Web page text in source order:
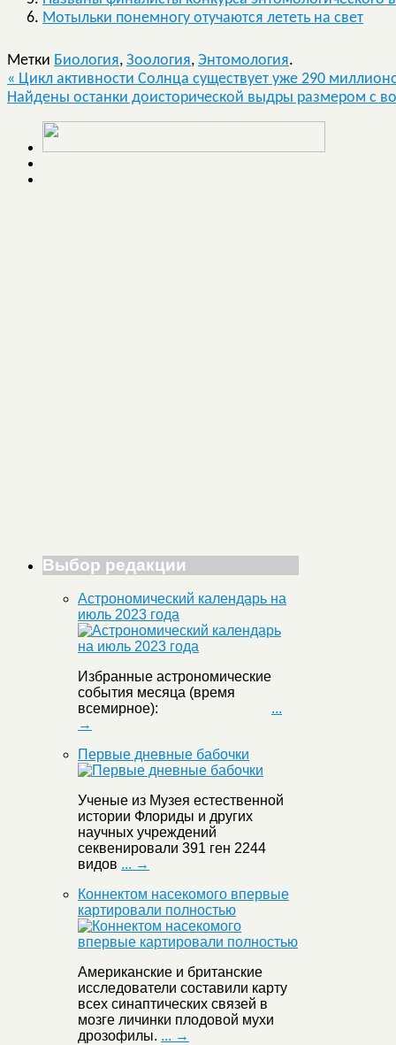
Мотыльки понемногу отучаются лететь на свет
Метки Биология, Зоология, Энтомология.
« Цикл активности Солнца существует уже 290
Найдены останки доисторической выдры размером с
Выбор редакции
Астрономический календарь на
июль 2023 года
Избранные астрономические
события месяца (время
всемирное): ...
→
Первые дневные бабочки
Ученые из Музея естественной
истории Флориды и других
научных учреждений
секвенировали 391 ген 2244
видов ... →
Коннектом насекомого впервые
картировали полностью
Американские и британские
исследователи составили карту
всех синаптических связей в
мозге личинки плодовой мухи
дрозофилы. ... →